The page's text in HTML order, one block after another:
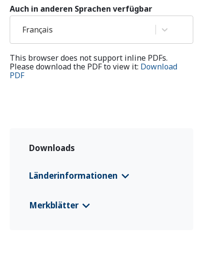
Auch in anderen Sprachen verfügbar
Français
This browser does not support inline PDFs.
Please download the PDF to view it: Download
PDF
Downloads
Länderinformationen
Merkblätter